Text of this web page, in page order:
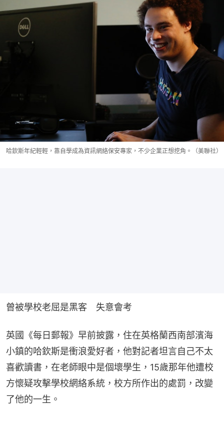
哈欽斯年紀輕輕，靠自學成為資訊網絡保安專家，不少企業正想挖角。（美聯社）
曾被學校老屈是黑客　失意會考
英國《每日郵報》早前披露，住在英格蘭西南部濱海
小鎮的哈欽斯是衝浪愛好者，他對記者坦言自己不太
喜歡讀書，在老師眼中是個壞學生，15歲那年他遭校
方懷疑攻擊學校網絡系統，校方所作出的處罰，改變
了他的一生。